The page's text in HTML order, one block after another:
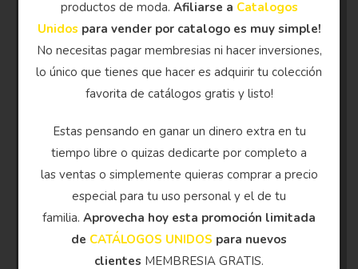
productos de moda. Afiliarse a Catalogos
Unidos para vender por catalogo es muy simple!
No necesitas pagar membresias ni hacer inversiones,
lo único que tienes que hacer es adquirir tu colección
favorita de catálogos gratis y listo!
Estas pensando en ganar un dinero extra en tu
tiempo libre o quizas dedicarte por completo a
las ventas o simplemente quieras comprar a precio
especial para tu uso personal y el de tu
familia.Aprovecha hoy esta promoción limitada
de CATÁLOGOS UNIDOS para nuevos
clientes MEMBRESIA GRATIS.